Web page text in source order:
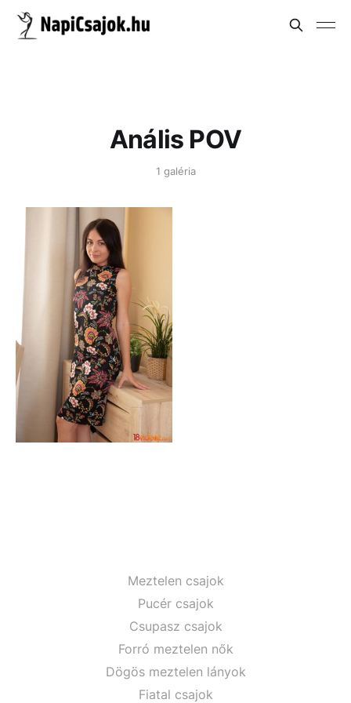
Anális POV
1 galéria
Meztelen csajok
Pucér csajok
Csupasz csajok
Forró meztelen nők
Dögös meztelen lányok
Fiatal csajok